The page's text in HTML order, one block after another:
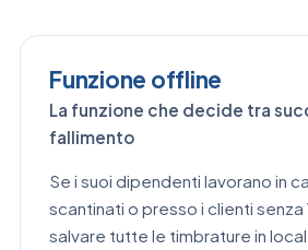
Funzione offline
La funzione che decide tra
fallimento
Se i suoi dipendenti lavorano in
scantinati o presso i clienti
salvare tutte le timbrature in